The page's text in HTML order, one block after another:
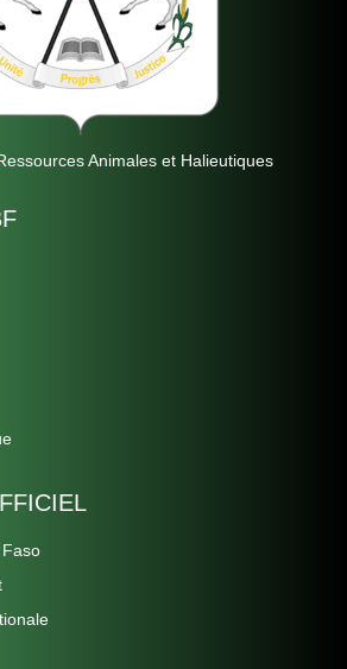
Animales et Halieutiques